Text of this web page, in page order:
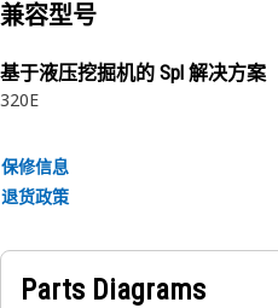
兼容型号
基于液压挖掘机的 Spl 解决方案
320E
保修信息
退货政策
Parts Diagrams